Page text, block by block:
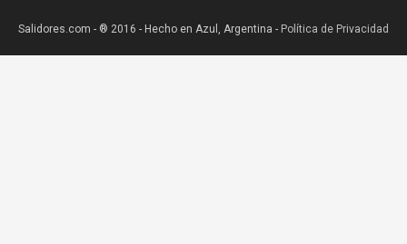
Salidores.com - ® 2016 - Hecho en Azul, Argentina - Política de Privacidad